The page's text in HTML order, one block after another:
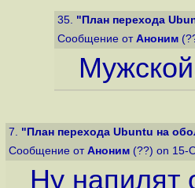
35. "План перехода
Сообщение от Аноним
7. "План перехода Ubuntu на
Сообщение от Аноним (??) on 15-
Ну напилят